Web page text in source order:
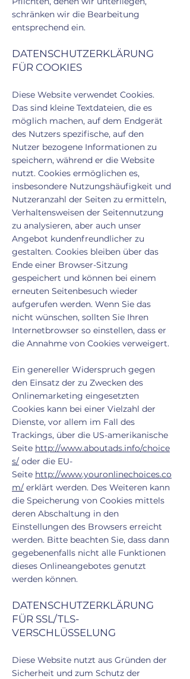
schränken wir die Bearbeitung
entsprechend ein.
DATENSCHUTZERKLÄRUNG
FÜR COOKIES
Diese Website verwendet Cookies.
Das sind kleine Textdateien, die es
möglich machen, auf dem Endgerät
des Nutzers spezifische, auf den
Nutzer bezogene Informationen zu
speichern, während er die Website
nutzt. Cookies ermöglichen es,
insbesondere Nutzungshäufigkeit und
Nutzeranzahl der Seiten zu ermitteln,
Verhaltensweisen der Seitennutzung
zu analysieren, aber auch unser
Angebot kundenfreundlicher zu
gestalten. Cookies bleiben über das
Ende einer Browser-Sitzung
gespeichert und können bei einem
erneuten Seitenbesuch wieder
aufgerufen werden. Wenn Sie das
nicht wünschen, sollten Sie Ihren
Internetbrowser so einstellen, dass er
die Annahme von Cookies verweigert.
Ein genereller Widerspruch gegen
den Einsatz der zu Zwecken des
Onlinemarketing eingesetzten
Cookies kann bei einer Vielzahl der
Dienste, vor allem im Fall des
Trackings, über die US-amerikanische
Seite http://www.aboutads.info/choice
s/ oder die EU-
Seite http://www.youronlinechoices.co
m/ erklärt werden. Des Weiteren kann
die Speicherung von Cookies mittels
deren Abschaltung in den
Einstellungen des Browsers erreicht
werden. Bitte beachten Sie, dass dann
gegebenenfalls nicht alle Funktionen
dieses Onlineangebotes genutzt
werden können.
DATENSCHUTZERKLÄRUNG
FÜR SSL/TLS-
VERSCHLÜSSELUNG
Diese Website nutzt aus Gründen der
Sicherheit und zum Schutz der